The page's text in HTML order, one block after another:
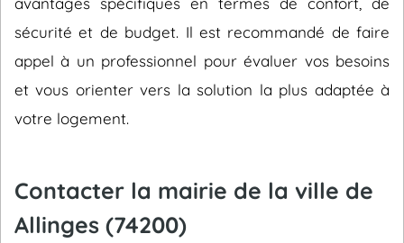
sécurité et de budget. Il est recommandé de faire
appel à un professionnel pour évaluer vos besoins
et vous orienter vers la solution la plus adaptée à
votre logement.
Contacter la mairie de la ville de
Allinges (74200)